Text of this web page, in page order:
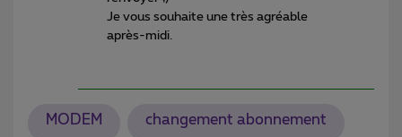
Je vous souhaite une très agréable
après-midi.
MODEM changement abonnement